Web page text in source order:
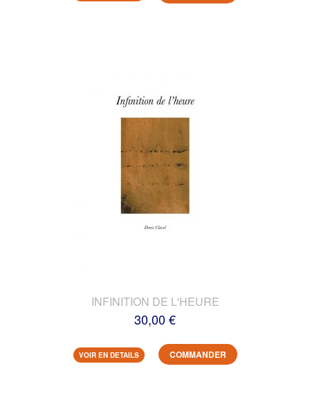
INFINITION DE L'HEURE
30,00 €
VOIR EN DETAILS COMMANDER